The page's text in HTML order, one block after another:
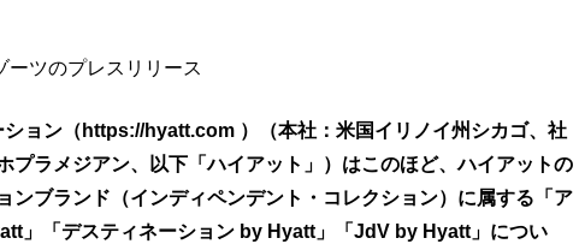
ーツのプレスリリース
ョン（https://hyatt.com ）（本社：米国イリノイ州シカゴ、社
プラメジアン、以下「ハイアット」）はこのほど、ハイアットの
ンブランド（インディペンデント・コレクション）に属する「ア
」「デスティネーション by Hyatt」「JdV by Hyatt」につい